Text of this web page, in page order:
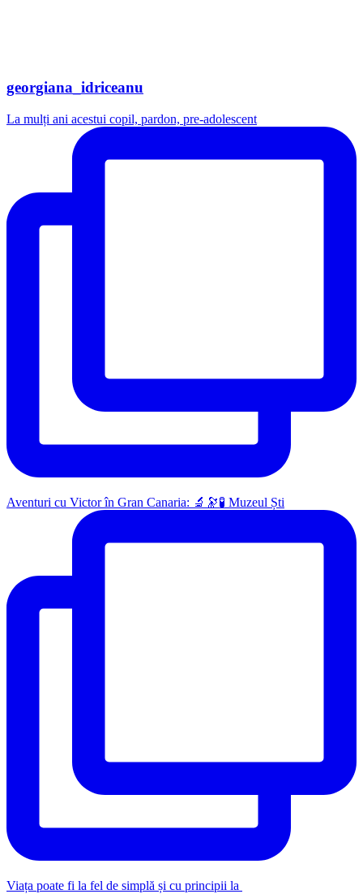
georgiana_idriceanu
La mulți ani acestui copil, pardon, pre-adolescent
Aventuri cu Victor în Gran Canaria: 🔬🔭🧪 Muzeul Ști
Viața poate fi la fel de simplă și cu principii la